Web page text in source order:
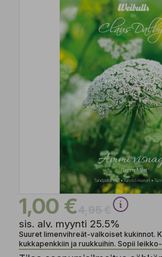
1,00 €
sis. alv. myynti 25.5%
Suuret limenvihreät-valkoiset kukinnot.
kukkapenkkiin ja ruukkuihin. Sopii